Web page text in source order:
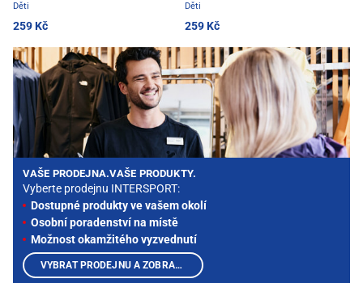
Děti
259 Kč
Děti
259 Kč
VAŠE PRODEJNA.VAŠE PRODUKTY.
Vyberte prodejnu INTERSPORT:
Dostupné produkty ve vašem okolí
Osobní poradenství na místě
Možnost okamžitého vyzvednutí
VYBRAT PRODEJNU A ZOBRAZIT PRODUKTY